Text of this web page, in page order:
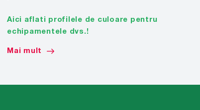
Aici aflati profilele de culoare pentru
echipamentele dvs.!
Mai mult